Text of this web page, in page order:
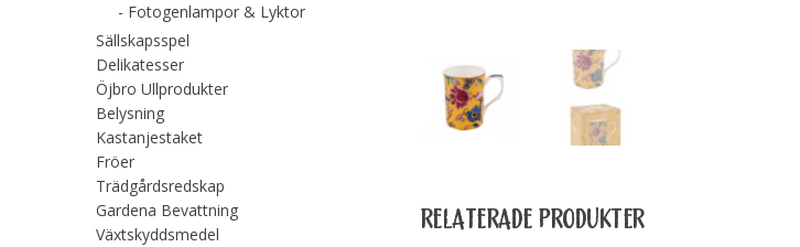
RELATERADE PRODUKTER
Fotogenlampor & Lyktor
Sällskapsspel
Delikatesser
Öjbro Ullprodukter
Belysning
Kastanjestaket
Fröer
Trädgårdsredskap
Gardena Bevattning
Växtskyddsmedel